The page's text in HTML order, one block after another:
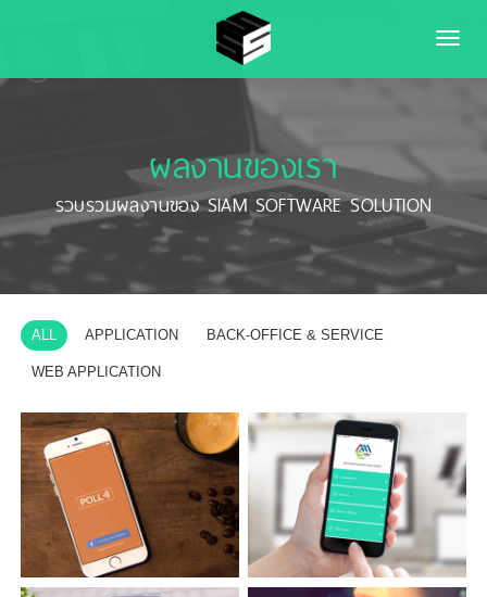
Toggle
ผลงานของเรา
รวบรวมผลงานของ SIAM SOFTWARE SOLUTION
ALL APPLICATION BACK-OFFICE & SERVICE
WEB APPLICATION